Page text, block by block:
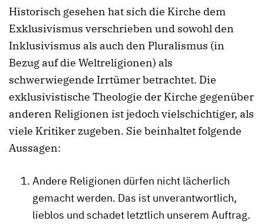
Historisch gesehen hat sich die Kirche dem
Exklusivismus verschrieben und sowohl den
Inklusivismus als auch den Pluralismus (in
Bezug auf die Weltreligionen) als
schwerwiegende Irrtümer betrachtet. Die
exklusivistische Theologie der Kirche gegenüber
anderen Religionen ist jedoch vielschichtiger, als
viele Kritiker zugeben. Sie beinhaltet folgende
Aussagen:
Andere Religionen dürfen nicht lächerlich
gemacht werden. Das ist unverantwortlich,
lieblos und schadet letztlich unserem Auftrag.